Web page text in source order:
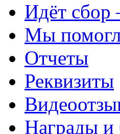
Идёт
Мы
Отчеты
Реквизиты
Награды и